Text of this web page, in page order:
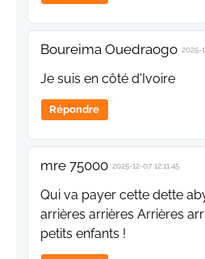
Boureima Ouedraogo 2025-
Je suis en côté d'Ivoire
Répondre
mre 75000 2025-12-07 12:11:45
Qui va payer cette dette
arrières arrières Arrières
petits enfants !